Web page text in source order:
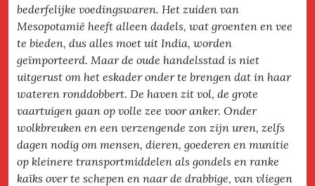
bederfelijke voedingswaren. Het zuiden van
Mesopotamië heeft alleen dadels, wat groenten en vee
te bieden, dus alles moet uit India, worden
geïmporteerd. Maar de oude handelsstad is niet
uitgerust om het eskader onder te brengen dat in haar
wateren ronddobbert. De haven zit vol, de grote
vaartuigen gaan op volle zee voor anker. Onder
wolkbreuken en een verzengende zon zijn uren, zelfs
dagen nodig om mensen, dieren, goederen en munitie
op kleinere transportmiddelen als gondels en ranke
kaïks over te schepen en naar de drabbige, van vliegen